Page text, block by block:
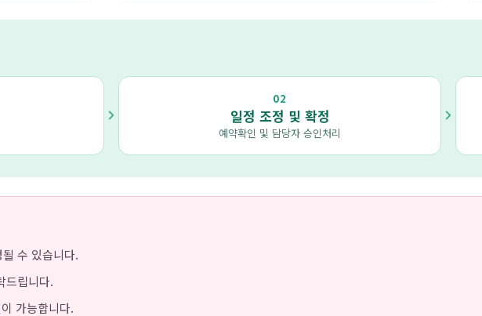
02
일정 조정 및 확정
예약확인 및 담당자 승인처리
수 있습니다.
드립니다.
가능합니다.